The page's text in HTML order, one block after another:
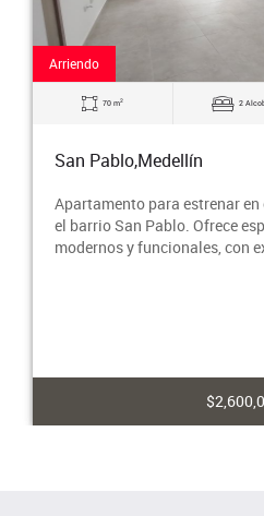
Arriendo
75 m2 3
San Pablo,Medellín
En segundo piso y a solo una
Comercial Outlet de Moda,
Empresarial y al Aeropuerto